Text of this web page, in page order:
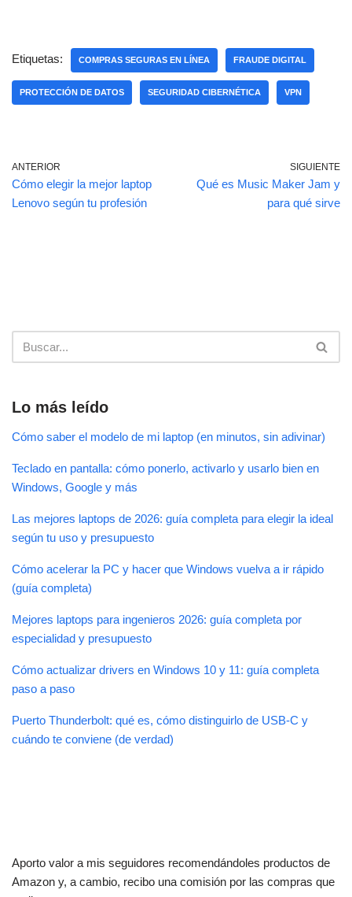
e
b
o
k
s
A
p
p
ar
tir
Etiquetas: COMPRAS SEGURAS EN LÍNEA FRAUDE DIGITAL
PROTECCIÓN DE DATOS SEGURIDAD CIBERNÉTICA VPN
ANTERIOR
Cómo elegir la mejor laptop
Lenovo según tu profesión
SIGUIENTE
Qué es Music Maker Jam y
para qué sirve
Lo más leído
Cómo saber el modelo de mi laptop (en minutos, sin adivinar)
Teclado en pantalla: cómo ponerlo, activarlo y usarlo bien en
Windows, Google y más
Las mejores laptops de 2026: guía completa para elegir la ideal
según tu uso y presupuesto
Cómo acelerar la PC y hacer que Windows vuelva a ir rápido
(guía completa)
Mejores laptops para ingenieros 2026: guía completa por
especialidad y presupuesto
Cómo actualizar drivers en Windows 10 y 11: guía completa
paso a paso
Puerto Thunderbolt: qué es, cómo distinguirlo de USB-C y
cuándo te conviene (de verdad)
Aporto valor a mis seguidores recomendándoles productos de
Amazon y, a cambio, recibo una comisión por las compras que